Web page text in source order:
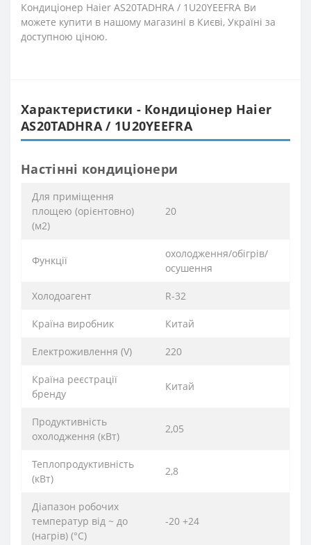
Кондиціонер Haier AS20TADHRA / 1U20YEEFRA Ви
можете купити в нашому магазині в Києві, Україні за
доступною ціною.
Характеристики - Кондиціонер Haier
AS20TADHRA / 1U20YEEFRA
Настінні кондиціонери
Для приміщення
площею (орієнтовно)
(м2)
20
Функції
охолодження/обігрів/
осушення
Xолодоагент R-32
Країна виробник Китай
Електроживлення (V) 220
Країна реєстрації
бренду
Китай
Продуктивність
охолодження (кВт)
2,05
Теплопродуктивність
(кВт)
2,8
Діапазон робочих
температур від ~ до
(нагрів) (°C)
-20 +24